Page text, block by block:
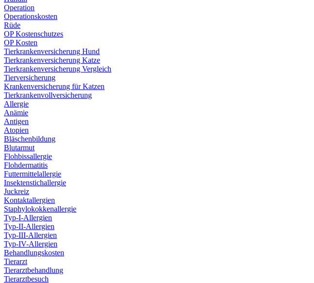
Operation
Operationskosten
Rüde
OP Kostenschutzes
OP Kosten
Tierkrankenversicherung Hund
Tierkrankenversicherung Katze
Tierkrankenversicherung Vergleich
Tierversicherung
Krankenversicherung für Katzen
Tierkrankenvollversicherung
Allergie
Anämie
Antigen
Atopien
Bläschenbildung
Blutarmut
Flohbissallergie
Flohdermatitis
Futtermittelallergie
Insektenstichallergie
Juckreiz
Kontaktallergien
Staphylokokkenallergie
Typ-I-Allergien
Typ-II-Allergien
Typ-III-Allergien
Typ-IV-Allergien
Behandlungskosten
Tierarzt
Tierarztbehandlung
Tierarztbesuch